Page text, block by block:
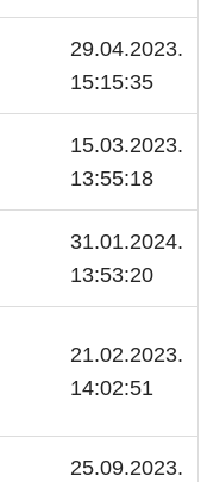
29.04.2023.
15:15:35
15.03.2023.
13:55:18
31.01.2024.
13:53:20
21.02.2023.
14:02:51
25.09.2023.